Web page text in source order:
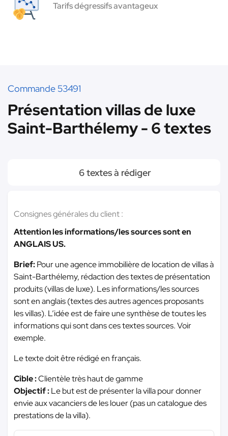
Tarifs dégressifs avantageux
Commande 53491
Présentation villas de luxe
Saint-Barthélemy - 6 textes
6 textes à rédiger
Consignes générales du client :
Attention les informations/les sources sont en
ANGLAIS US.
Brief:Pour une agence immobilière de location de villas à
Saint-Barthélemy, rédaction des textes de présentation
produits (villas de luxe). Les informations/les sources
sont en anglais (textes des autres agences proposants
les villas). L’idée est de faire une synthèse de toutes les
informations qui sont dans ces textes sources. Voir
exemple.
Le texte doit être rédigé en français.
Cible :Clientèle très haut de gamme
Objectif :Le but est de présenter la villa pour donner
envie aux vacanciers de les louer (pas un catalogue des
prestations de la villa).